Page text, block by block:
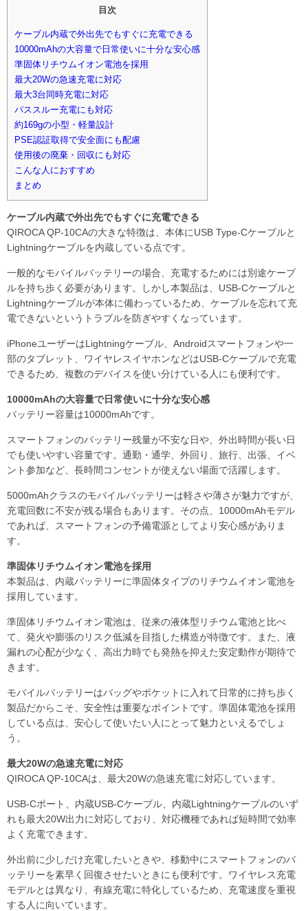
目次
ケーブル内蔵で外出先でもすぐに充電できる
10000mAhの大容量で日常使いに十分な安心感
準固体リチウムイオン電池を採用
最大20Wの急速充電に対応
最大3台同時充電に対応
パススルー充電にも対応
約169gの小型・軽量設計
PSE認証取得で安全面にも配慮
使用後の廃棄・回収にも対応
こんな人におすすめ
まとめ
ケーブル内蔵で外出先でもすぐに充電できる
QIROCA QP-10CAの大きな特徴は、本体にUSB Type-Cケーブルと
Lightningケーブルを内蔵している点です。
一般的なモバイルバッテリーの場合、充電するためには別途ケーブ
ルを持ち歩く必要があります。しかし本製品は、USB-Cケーブルと
Lightningケーブルが本体に備わっているため、ケーブルを忘れて充
電できないというトラブルを防ぎやすくなっています。
iPhoneユーザーはLightningケーブル、Androidスマートフォンや一
部のタブレット、ワイヤレスイヤホンなどはUSB-Cケーブルで充電
できるため、複数のデバイスを使い分けている人にも便利です。
10000mAhの大容量で日常使いに十分な安心感
バッテリー容量は10000mAhです。
スマートフォンのバッテリー残量が不安な日や、外出時間が長い日
でも使いやすい容量です。通勤・通学、外回り、旅行、出張、イベ
ント参加など、長時間コンセントが使えない場面で活躍します。
5000mAhクラスのモバイルバッテリーは軽さや薄さが魅力ですが、
充電回数に不安が残る場合もあります。その点、10000mAhモデル
であれば、スマートフォンの予備電源としてより安心感がありま
す。
準固体リチウムイオン電池を採用
本製品は、内蔵バッテリーに準固体タイプのリチウムイオン電池を
採用しています。
準固体リチウムイオン電池は、従来の液体型リチウム電池と比べ
て、発火や膨張のリスク低減を目指した構造が特徴です。また、液
漏れの心配が少なく、高出力時でも発熱を抑えた安定動作が期待で
きます。
モバイルバッテリーはバッグやポケットに入れて日常的に持ち歩く
製品だからこそ、安全性は重要なポイントです。準固体電池を採用
している点は、安心して使いたい人にとって魅力といえるでしょ
う。
最大20Wの急速充電に対応
QIROCA QP-10CAは、最大20Wの急速充電に対応しています。
USB-Cポート、内蔵USB-Cケーブル、内蔵Lightningケーブルのいず
れも最大20W出力に対応しており、対応機種であれば短時間で効率
よく充電できます。
外出前に少しだけ充電したいときや、移動中にスマートフォンのバ
ッテリーを素早く回復させたいときにも便利です。ワイヤレス充電
モデルとは異なり、有線充電に特化しているため、充電速度を重視
する人に向いています。